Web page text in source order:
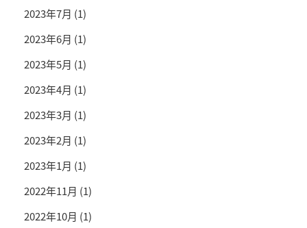
2023年7月 (1)
2023年6月 (1)
2023年5月 (1)
2023年4月 (1)
2023年3月 (1)
2023年2月 (1)
2023年1月 (1)
2022年11月 (1)
2022年10月 (1)